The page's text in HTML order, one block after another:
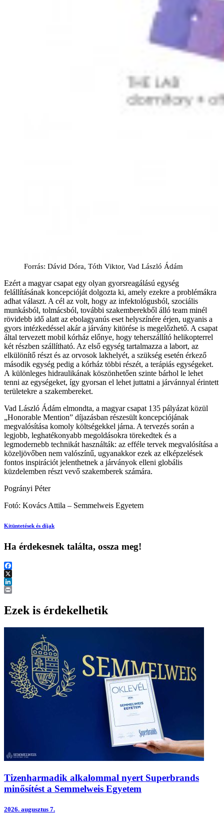
Forrás: Dávid Dóra, Tóth Viktor, Vad László Ádám
Ezért a magyar csapat egy olyan gyorsreagálású egység
felállításának koncepcióját dolgozta ki, amely ezekre a problémákra
adhat választ. A cél az volt, hogy az infektológusból, szociális
munkásból, tolmácsból, további szakemberekből álló team minél
rövidebb idő alatt az ebolagyanús eset helyszínére érjen, ugyanis a
gyors intézkedéssel akár a járvány kitörése is megelőzhető. A csapat
által tervezett mobil kórház előnye, hogy teherszállító helikopterrel
két részben szállítható. Az első egység tartalmazza a labort, az
elkülönítő részt és az orvosok lakhelyét, a szükség esetén érkező
második egység pedig a kórház többi részét, a terápiás egységeket.
A különleges hidraulikának köszönhetően szinte bárhol le lehet
tenni az egységeket, így gyorsan el lehet juttatni a járvánnyal érintett
területekre a szakembereket.
Vad László Ádám elmondta, a magyar csapat 135 pályázat közül
„Honorable Mention” díjazásban részesült koncepciójának
megvalósítása komoly költségekkel járna. A tervezés során a
legjobb, leghatékonyabb megoldásokra törekedtek és a
legmodernebb technikát használták: az efféle tervek megvalósítása a
közeljövőben nem valószínű, ugyanakkor ezek az elképzelések
fontos inspirációt jelenthetnek a járványok elleni globális
küzdelemben részt vevő szakemberek számára.
Pogrányi Péter
Fotó: Kovács Attila – Semmelweis Egyetem
Kitüntetések és díjak
Ha érdekesnek találta, ossza meg!
Facebook
X
LinkedIn
Ezek is érdekelhetik
Tizenharmadik alkalommal nyert Superbrands
minősítést a Semmelweis Egyetem
2026. augusztus 7.